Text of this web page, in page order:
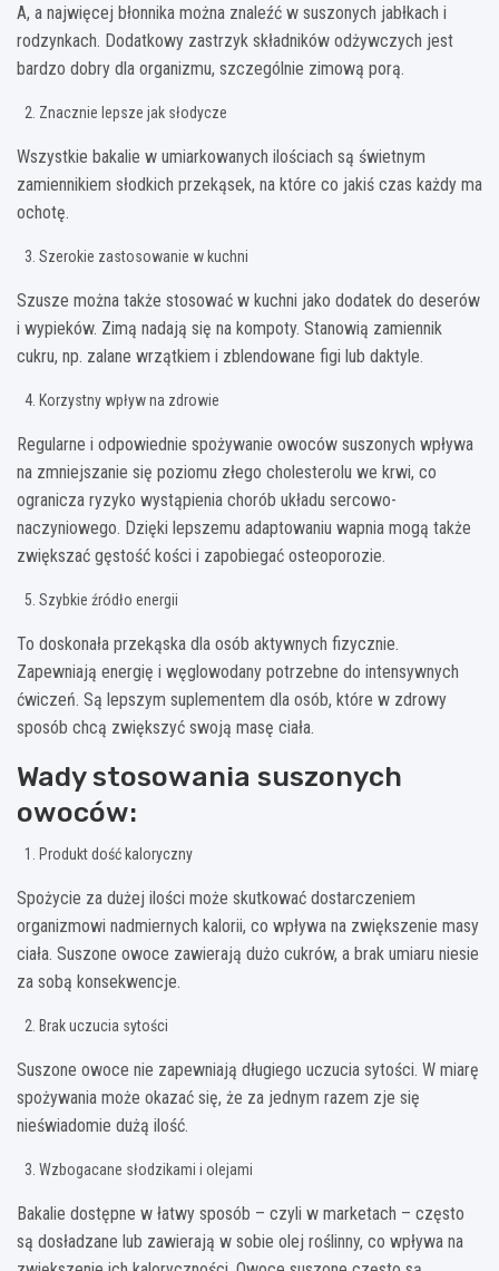
A, a najwięcej błonnika można znaleźć w suszonych jabłkach i
rodzynkach. Dodatkowy zastrzyk składników odżywczych jest
bardzo dobry dla organizmu, szczególnie zimową porą.
Znacznie lepsze jak słodycze
Wszystkie bakalie w umiarkowanych ilościach są świetnym
zamiennikiem słodkich przekąsek, na które co jakiś czas każdy ma
ochotę.
Szerokie zastosowanie w kuchni
Szusze można także stosować w kuchni jako dodatek do deserów
i wypieków. Zimą nadają się na kompoty. Stanowią zamiennik
cukru, np. zalane wrzątkiem i zblendowane figi lub daktyle.
Korzystny wpływ na zdrowie
Regularne i odpowiednie spożywanie owoców suszonych wpływa
na zmniejszanie się poziomu złego cholesterolu we krwi, co
ogranicza ryzyko wystąpienia chorób układu sercowo-
naczyniowego. Dzięki lepszemu adaptowaniu wapnia mogą także
zwiększać gęstość kości i zapobiegać osteoporozie.
Szybkie źródło energii
To doskonała przekąska dla osób aktywnych fizycznie.
Zapewniają energię i węglowodany potrzebne do intensywnych
ćwiczeń. Są lepszym suplementem dla osób, które w zdrowy
sposób chcą zwiększyć swoją masę ciała.
Wady stosowania suszonych
owoców:
Produkt dość kaloryczny
Spożycie za dużej ilości może skutkować dostarczeniem
organizmowi nadmiernych kalorii, co wpływa na zwiększenie masy
ciała. Suszone owoce zawierają dużo cukrów, a brak umiaru niesie
za sobą konsekwencje.
Brak uczucia sytości
Suszone owoce nie zapewniają długiego uczucia sytości. W miarę
spożywania może okazać się, że za jednym razem zje się
nieświadomie dużą ilość.
Wzbogacane słodzikami i olejami
Bakalie dostępne w łatwy sposób – czyli w marketach – często
są dosładzane lub zawierają w sobie olej roślinny, co wpływa na